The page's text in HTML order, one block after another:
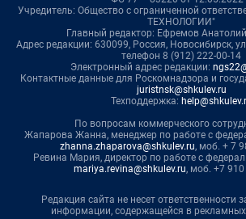
Учредитель: Общество с ограниченной
ТЕХНОЛОГИИ"
Главный редактор: Ефремов
Адрес редакции: 630099, Россия, Новосибирск,
телефон 8 (912) 222-00-14
Электронный адрес редакции:
Контактные данные для Роскомнадзора и
juristnsk@shkulev.ru
Техподдержка:
По вопросам коммерческого
Жапарова Жанна, менеджер по работе с
zhanna.zhaparova@shkulev.ru, моб. + 7
Ревина Мария, директор по работе с
mariya.revina@shkulev.ru, моб. +7
Редакция сайта не несет ответственности
информации, содержащейся в